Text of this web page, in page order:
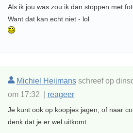
Als ik jou was zou ik dan stoppen met
Want dat kan echt niet - lol
Michiel Heijmansschreef op
om 17:32 | reageer
Je kunt ook op koopjes jagen, of naar
denk dat je er wel uitkomt…